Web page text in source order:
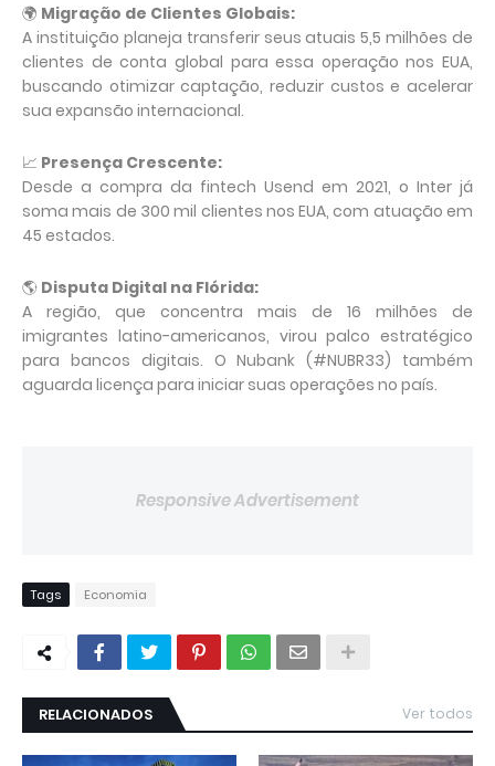
🌍 Migração de Clientes Globais:
A instituição planeja transferir seus atuais 5,5 milhões de
clientes de conta global para essa operação nos EUA,
buscando otimizar captação, reduzir custos e acelerar
sua expansão internacional.
📈 Presença Crescente:
Desde a compra da fintech Usend em 2021, o Inter já
soma mais de 300 mil clientes nos EUA, com atuação em
45 estados.
🌎 Disputa Digital na Flórida:
A região, que concentra mais de 16 milhões de
imigrantes latino-americanos, virou palco estratégico
para bancos digitais. O Nubank (#NUBR33) também
aguarda licença para iniciar suas operações no país.
Responsive Advertisement
Tags Economia
RELACIONADOS Ver todos